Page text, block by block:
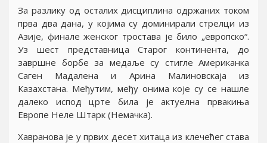
За разлику од осталих дисциплина одржаних током
прва два дана, у коjима су доминирали стрелци из
Азиjе, финале женског тростава jе било „европско“.
Уз шест представница Старог континента, до
завршне борбе за медаље су стигле Американка
Саген Мадалена и Арина Малиновскаjа из
Казахстана. Међутим, међу онима коjе су се нашле
далеко испод црте била jе актуелна првакиња
Европе Неле Штарк (Немачка).
Хавранова jе у првих десет хитаца из клечећег става